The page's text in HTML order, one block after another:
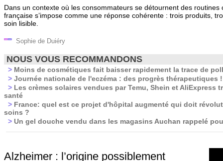
Dans un contexte où les consommateurs se détournent des routines
française s’impose comme une réponse cohérente : trois produits,
soin lisible.
Sophie de Duiéry
NOUS VOUS RECOMMANDONS
> Moins de cosmétiques fait baisser rapidement la trace de
> Journée nationale de l'eczéma : des progrès thérapeutiques !
> Les crèmes solaires vendues par Temu, Shein et AliExpress
santé
> France: quel est ce projet d'hôpital augmenté qui doit
soins ?
> Un gel douche vendu dans les magasins Auchan rappelé
Alzheimer : l’origine possiblement